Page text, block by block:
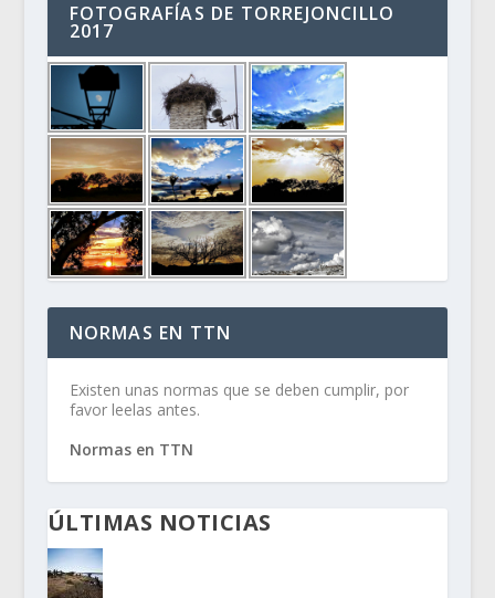
FOTOGRAFÍAS DE TORREJONCILLO
2017
NORMAS EN TTN
Existen unas normas que se deben cumplir, por
favor leelas antes.
Normas en TTN
ÚLTIMAS NOTICIAS